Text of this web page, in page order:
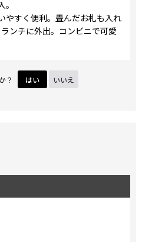
。
やすく便利。畳んだお札も入れ
ンチに外出。コンビニで可愛
？ はい いいえ